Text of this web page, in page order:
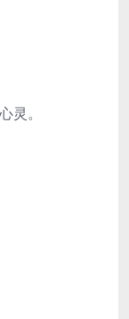
灵。